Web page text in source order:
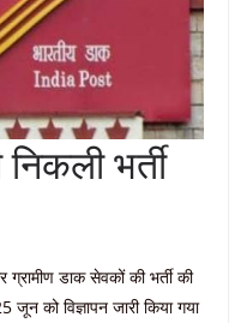
भर्ती
ग्रामीण डाक सेवकों की भर्ती की
को विज्ञापन जारी किया गया